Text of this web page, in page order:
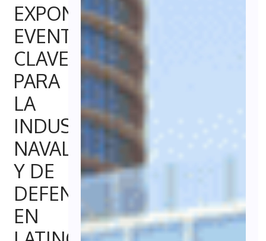
EXPONAVAL:
EVENTO
CLAVE
PARA
LA
INDUSTRIA
NAVAL
Y DE
DEFENSA
EN